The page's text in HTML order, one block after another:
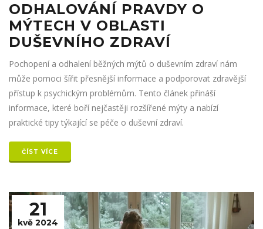
ODHALOVÁNÍ PRAVDY O
MÝTECH V OBLASTI
DUŠEVNÍHO ZDRAVÍ
Pochopení a odhalení běžných mýtů o duševním zdraví nám
může pomoci šířit přesnější informace a podporovat zdravější
přístup k psychickým problémům. Tento článek přináší
informace, které boří nejčastěji rozšířené mýty a nabízí
praktické tipy týkající se péče o duševní zdraví.
ČÍST VÍCE
21
kvě 2024